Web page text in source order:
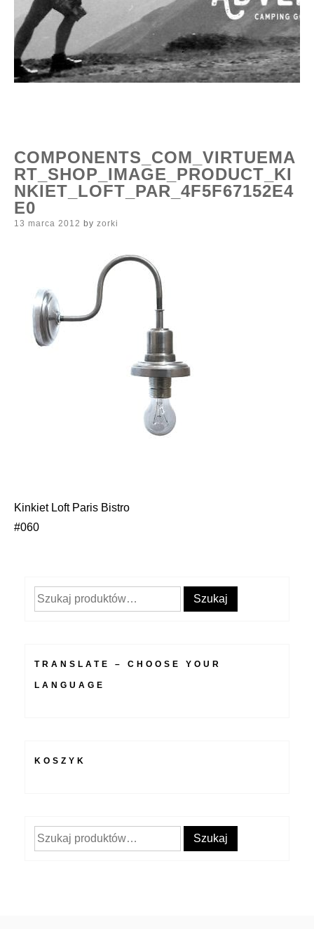
COMPONENTS_COM_VIRTUEMA
RT_SHOP_IMAGE_PRODUCT_KI
NKIET_LOFT_PAR_4F5F67152E4
E0
Posted
13 marca 2012 by zorki
Nawigacja
Kinkiet Loft Paris Bistro
#060
Szukaj: Szukaj
TRANSLATE – CHOOSE YOUR
LANGUAGE
KOSZYK
Szukaj: Szukaj